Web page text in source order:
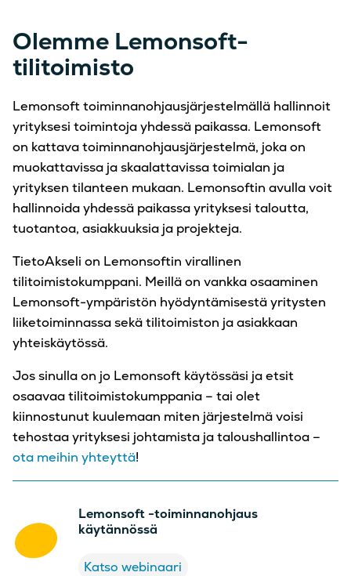
Olemme Lemonsoft-
tilitoimisto
Lemonsoft toiminnanohjausjärjestelmällä hallinnoit
yrityksesi toimintoja yhdessä paikassa. Lemonsoft
on kattava toiminnanohjausjärjestelmä, joka on
muokattavissa ja skaalattavissa toimialan ja
yrityksen tilanteen mukaan. Lemonsoftin avulla voit
hallinnoida yhdessä paikassa yrityksesi taloutta,
tuotantoa, asiakkuuksia ja projekteja.
TietoAkseli on Lemonsoftin virallinen
tilitoimistokumppani. Meillä on vankka osaaminen
Lemonsoft-ympäristön hyödyntämisestä yritysten
liiketoiminnassa sekä tilitoimiston ja asiakkaan
yhteiskäytössä.
Jos sinulla on jo Lemonsoft käytössäsi ja etsit
osaavaa tilitoimistokumppania – tai olet
kiinnostunut kuulemaan miten järjestelmä voisi
tehostaa yrityksesi johtamista ja taloushallintoa –
ota meihin yhteyttä!
Lemonsoft -toiminnanohjaus
käytännössä
Katso webinaari